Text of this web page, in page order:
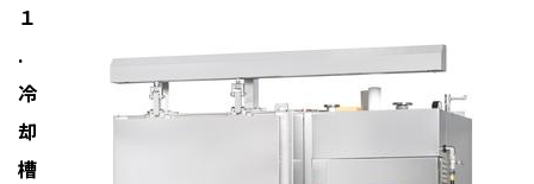
１
.
冷
却
槽